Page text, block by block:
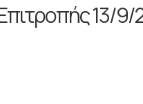
13/9/